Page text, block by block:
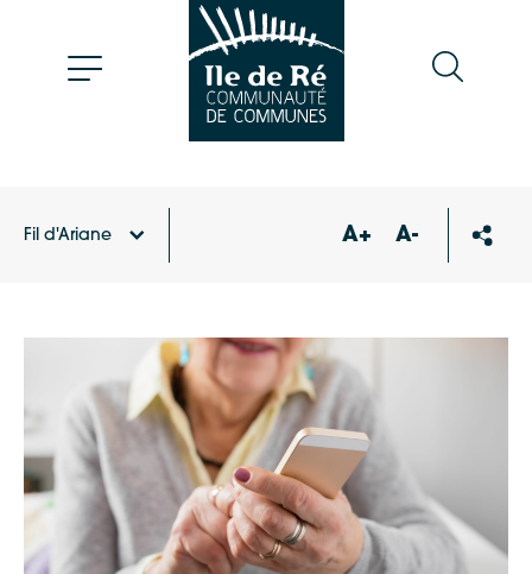
Fil d'Ariane A+ A-